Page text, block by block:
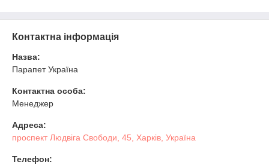
Контактна інформація
Назва:
Парапет Україна
Контактна особа:
Менеджер
Адреса:
проспект Людвіга Свободи, 45, Харків, Україна
Телефон: